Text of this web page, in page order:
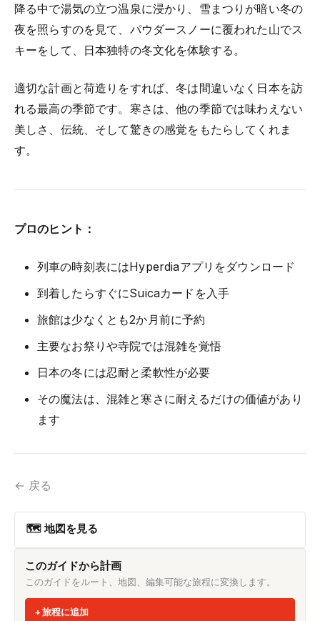
降る中で湯気の立つ温泉に浸かり、雪まつりが暗い冬の
夜を照らすのを見て、パウダースノーに覆われた山でス
キーをして、日本独特の冬文化を体験する。
適切な計画と荷造りをすれば、冬は間違いなく日本を訪
れる最高の季節です。寒さは、他の季節では味わえない
美しさ、伝統、そして驚きの感覚をもたらしてくれま
す。
プロのヒント：
列車の時刻表にはHyperdiaアプリをダウンロード
到着したらすぐにSuicaカードを入手
旅館は少なくとも2か月前に予約
主要なお祭りや寺院では混雑を覚悟
日本の冬には忍耐と柔軟性が必要
その魔法は、混雑と寒さに耐えるだけの価値があり
ます
← 戻る
🗺 地図を見る
このガイドから計画
このガイドをルート、地図、編集可能な旅程に変換します。
旅程に追加